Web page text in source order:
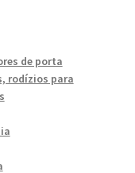
de porta
rodízios para